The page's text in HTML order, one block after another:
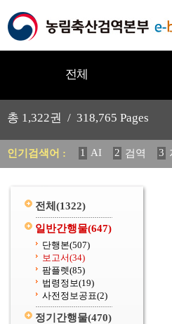
전체
총 1,322권 / 318,765 Pages
인기검색어 : 1 AI 2 검역 3
11 2025 12 중독
전체 (1322)
일반간행물(647)
단행본(507)
보고서(34)
팜플렛(85)
법령정보(19)
사전정보공표(2)
정기간행물(470)